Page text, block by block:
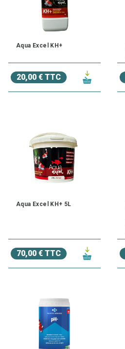
Aqua Excel KH+
20,00 € TTC
Aqua Excel KH+ 5L
70,00 € TTC